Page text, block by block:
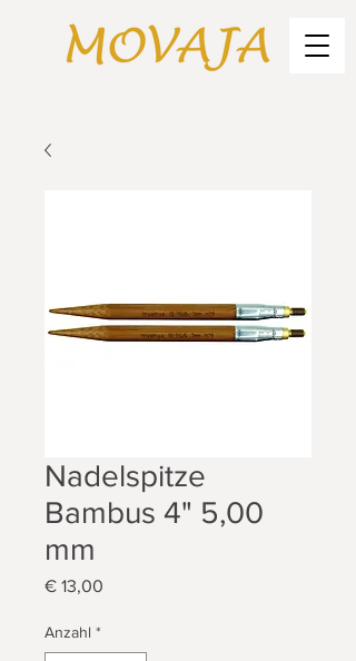
Nadelspitze
Bambus 4" 5,00
mm
€ 13,00
Anzahl *